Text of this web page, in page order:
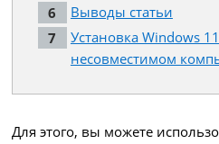
Выводы статьи
Установка Windows
несовместимом
Для этого, вы можете